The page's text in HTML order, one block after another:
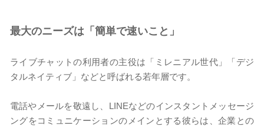
最大のニーズは「簡単で速いこと」
ライブチャットの利用者の主役は「ミレニアル世代」「デジ
タルネイティブ」などと呼ばれる若年層です。
電話やメールを敬遠し、LINEなどのインスタントメッセージ
ングをコミュニケーションのメインとする彼らは、企業との